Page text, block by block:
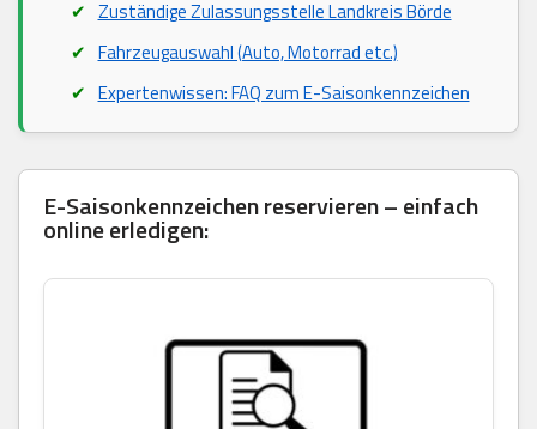
Zuständige Zulassungsstelle Landkreis Börde
Fahrzeugauswahl (Auto, Motorrad etc.)
Expertenwissen: FAQ zum E-Saisonkennzeichen
E-Saisonkennzeichen reservieren – einfach
online erledigen: